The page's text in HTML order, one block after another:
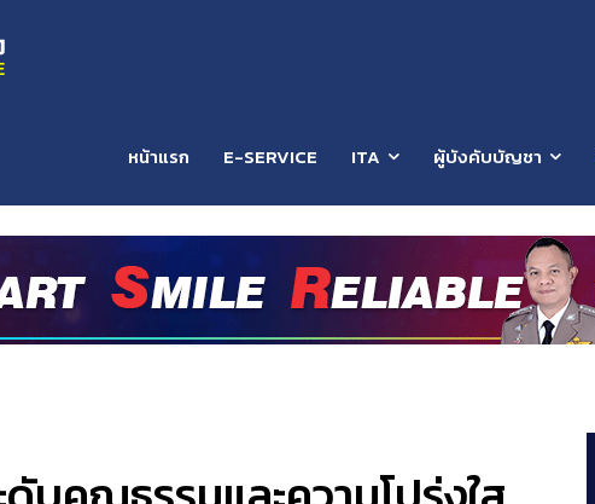
หน้าแรก E-SERVICE ITA ผู้บังคับบัญชา